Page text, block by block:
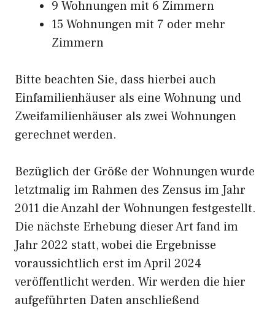
9 Wohnungen mit 6 Zimmern
15 Wohnungen mit 7 oder mehr
Zimmern
Bitte beachten Sie, dass hierbei auch
Einfamilienhäuser als eine Wohnung und
Zweifamilienhäuser als zwei Wohnungen
gerechnet werden.
Bezüglich der Größe der Wohnungen wurde
letztmalig im Rahmen des Zensus im Jahr
2011 die Anzahl der Wohnungen festgestellt.
Die nächste Erhebung dieser Art fand im
Jahr 2022 statt, wobei die Ergebnisse
voraussichtlich erst im April 2024
veröffentlicht werden. Wir werden die hier
aufgeführten Daten anschließend